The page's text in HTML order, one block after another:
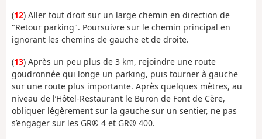
(12) Aller tout droit sur un large chemin en direction de
"Retour parking". Poursuivre sur le chemin principal en
ignorant les chemins de gauche et de droite.
(13) Après un peu plus de 3 km, rejoindre une route
goudronnée qui longe un parking, puis tourner à gauche
sur une route plus importante. Après quelques mètres, au
niveau de l’Hôtel-Restaurant le Buron de Font de Cère,
obliquer légèrement sur la gauche sur un sentier, ne pas
s’engager sur les GR® 4 et GR® 400.